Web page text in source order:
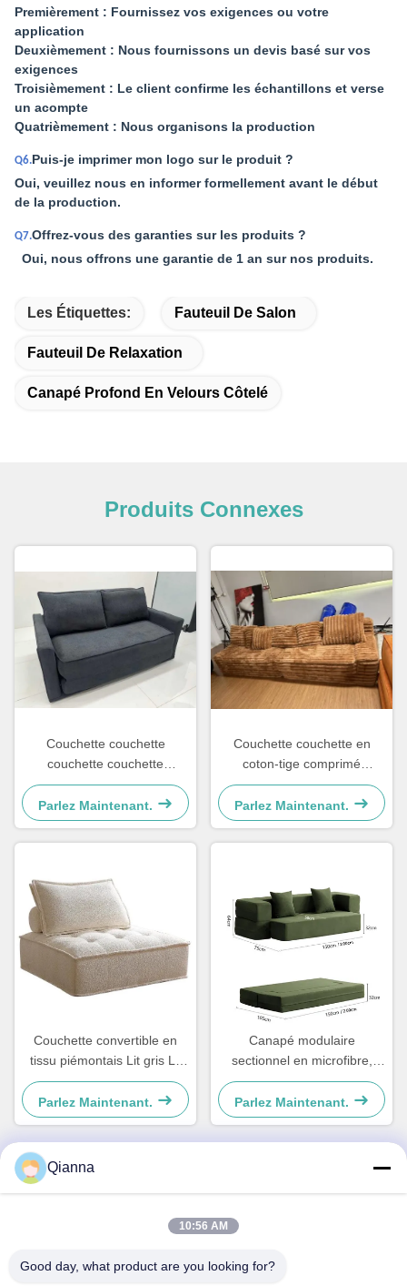
Premièrement : Fournissez vos exigences ou votre
application
Deuxièmement : Nous fournissons un devis basé sur vos
exigences
Troisièmement : Le client confirme les échantillons et verse
un acompte
Quatrièmement : Nous organisons la production
Q6.Puis-je imprimer mon logo sur le produit ?
Oui, veuillez nous en informer formellement avant le début
de la production.
Q7.Offrez-vous des garanties sur les produits ?
Oui, nous offrons une garantie de 1 an sur nos produits.
Les Étiquettes: Fauteuil De Salon
Fauteuil De Relaxation
Canapé Profond En Velours Côtelé
Produits Connexes
Couchette couchette
couchette couchette
couchette couchette
Parlez Maintenant.
Couchette couchette en
coton-tige comprimé
sectionnel pour salon
Parlez Maintenant.
Couchette convertible en
tissu piémontais Lit gris Lit
léger
Parlez Maintenant.
Canapé modulaire
sectionnel en microfibre,
lavable, pour petits espaces
Parlez Maintenant.
No 793 rue Tongren, ville de Tongxiang, province du
Qianna
10:56 AM
Good day, what product are you looking for?